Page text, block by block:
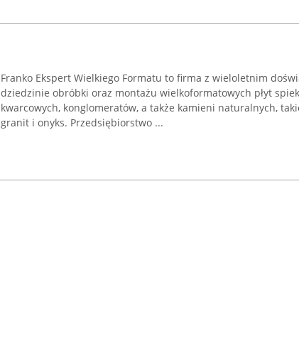
Franko Ekspert Wielkiego Formatu to firma z wieloletnim
dziedzinie obróbki oraz montażu wielkoformatowych płyt
kwarcowych, konglomeratów, a także kamieni naturalnych,
granit i onyks. Przedsiębiorstwo ...